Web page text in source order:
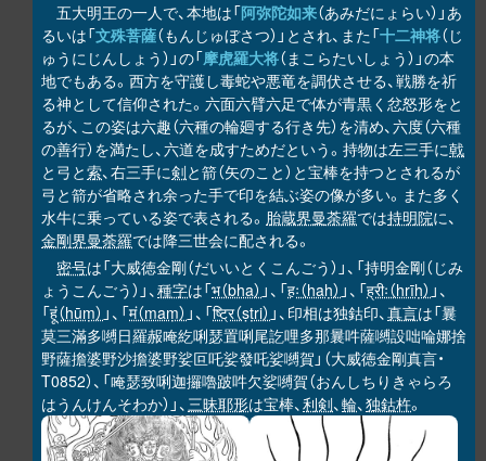
五大明王の一人で、本地は「阿弥陀如来（あみだにょらい）」あ
るいは「文殊菩薩（もんじゅぼさつ）」とされ、また「十二神将（じ
ゅうにじんしょう）」の「摩虎羅大将（まこらたいしょう）」の本
地でもある。西方を守護し毒蛇や悪竜を調伏させる、戦勝を祈
る神として信仰された。六面六臂六足で体が青黒く忿怒形をと
るが、この姿は六趣（六種の輪廻する行き先）を清め、六度（六種
の善行）を満たし、六道を成すためだという。持物は左三手に戟
と弓と索、右三手に剣と箭（矢のこと）と宝棒を持つとされるが
弓と箭が省略され余った手で印を結ぶ姿の像が多い。また多く
水牛に乗っている姿で表される。 胎蔵界曼荼羅では持明院に、
金剛界曼荼羅では降三世会に配される。
密号は「大威徳金剛（だいいとくこんごう）」、「持明金剛（じみ
ょうこんごう）」、種字は「भ（bha） 」、「हः（haḥ） 」、「ह्रीः（hrīḥ） 」、
「हूं（hūṃ） 」、「मं（maṃ） 」、「ष्ट्रि（ṣṭri） 」、印相は独鈷印、真言は「曩
莫三滿多嚩日羅赧唵紇唎瑟置唎尾訖哩多那曩吽薩嚩設咄㖮娜捨
野薩擔婆野沙擔婆野娑叵吒娑發吒娑嚩賀」（大威徳金剛真言・
T0852）、「唵瑟致唎迦攞嚕跛吽欠娑嚩賀（おんしちりきゃらろ
はうんけんそわか）」、三昧耶形は宝棒、利剣、輪、独鈷杵。